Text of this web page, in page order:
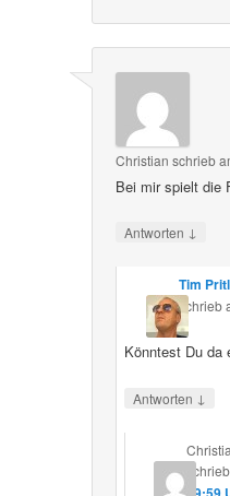
Christian schrieb
Bei mir spielt die
Antworten ↓
Tim
schrieb
Könntest Du da
Antworten ↓
schrieb